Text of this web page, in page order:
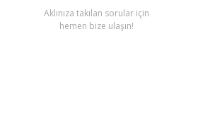
Aklınıza takılan sorular için
hemen bize ulaşın!